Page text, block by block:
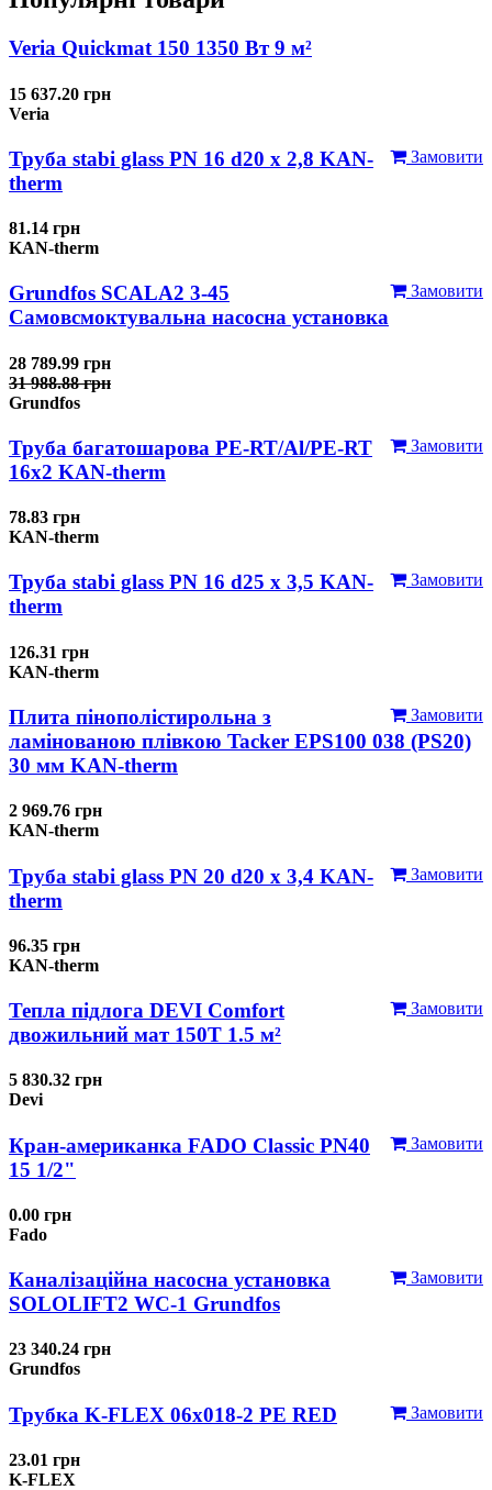
Veria Quickmat 150 1350 Вт 9 м²
15 637.20 грн
Veria
Замовити
Труба stabi glass PN 16 d20 х 2,8 KAN-
therm
81.14 грн
KAN-therm
Замовити
Grundfos SCALA2 3-45
Самовсмоктувальна насосна установка
28 789.99 грн
31 988.88 грн
Grundfos
Замовити
Труба багатошарова PE-RT/Al/PE-RT
16x2 KAN-therm
78.83 грн
KAN-therm
Замовити
Труба stabi glass PN 16 d25 х 3,5 KAN-
therm
126.31 грн
KAN-therm
Замовити
Плита пінополістирольна з
ламінованою плівкою Tacker EPS100 038 (PS20)
30 мм KAN-therm
2 969.76 грн
KAN-therm
Замовити
Труба stabi glass PN 20 d20 х 3,4 KAN-
therm
96.35 грн
KAN-therm
Замовити
Тепла підлога DEVI Comfort
двожильний мат 150T 1.5 м²
5 830.32 грн
Devi
Замовити
Кран-американка FADO Classic PN40
15 1/2"
0.00 грн
Fado
Замовити
Каналізаційна насосна установка
SOLOLIFT2 WC-1 Grundfos
23 340.24 грн
Grundfos
Замовити
Трубка K-FLEX 06x018-2 РЕ RED
23.01 грн
K-FLEX